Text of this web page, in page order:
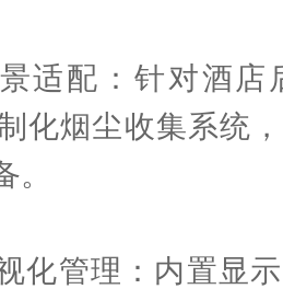
配：针对酒店
化烟尘收集系统
。
管理：内置显示